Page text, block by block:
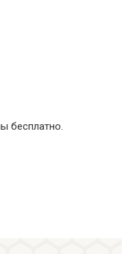
бесплатно.